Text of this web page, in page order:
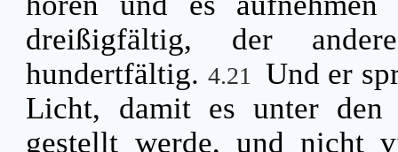
dreißigfältig, der
hundertfältig.4.21
Und er
Licht, damit es unter den
gestellt werde, und nicht